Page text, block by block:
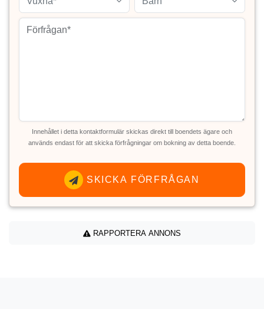
Innehållet i detta kontaktformulär skickas direkt till boendets ägare och
används endast för att skicka förfrågningar om bokning av detta boende.
SKICKA FÖRFRÅGAN
RAPPORTERA ANNONS